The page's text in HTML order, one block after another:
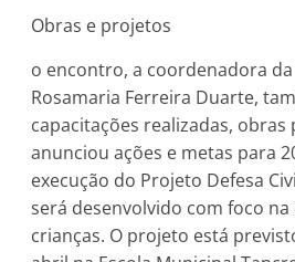
Obras e projetos
o encontro, a coordenadora da
Rosamaria Ferreira Duarte,
capacitações realizadas, obras
anunciou ações e metas para
execução do Projeto Defesa
será desenvolvido com foco
crianças. O projeto está